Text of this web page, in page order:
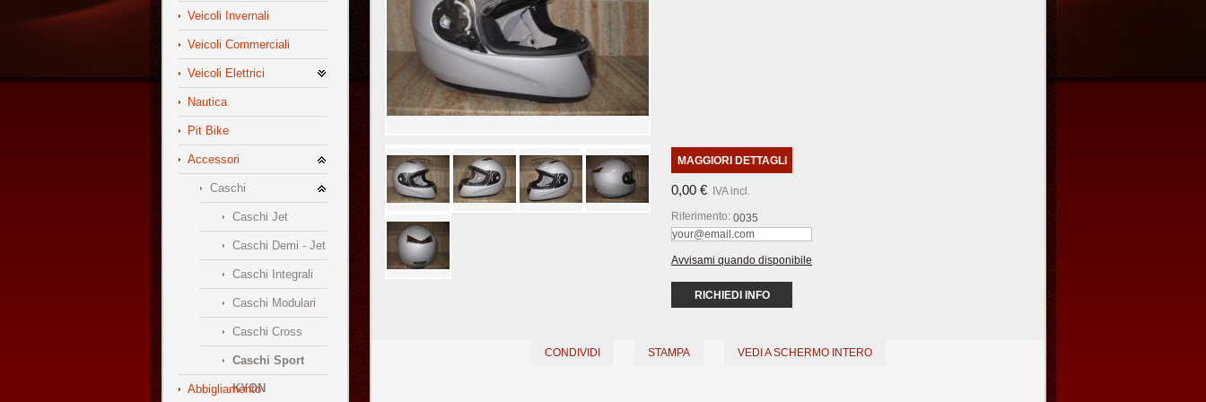
Veicoli Invernali
Veicoli Commerciali
Veicoli Elettrici
Nautica
Pit Bike
Accessori
Caschi
Caschi Jet
Caschi Demi - Jet
Caschi Integrali
Caschi Modulari
Caschi Cross
Caschi Sport
KYON
Abbigliamento
MAGGIORI DETTAGLI
0,00 €
IVA incl.
Riferimento: 0035
Avvisami quando disponibile
RICHIEDI INFO
CONDIVIDI STAMPA VEDI A SCHERMO INTERO